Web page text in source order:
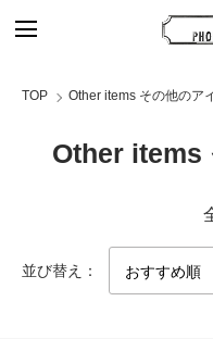
TOP Other items その他のア
Other items
並び替え：